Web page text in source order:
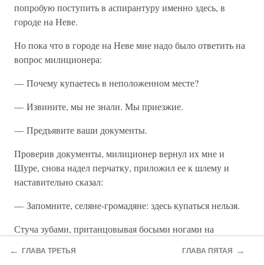
попробую поступить в аспирантуру именно здесь, в
городе на Неве.
Но пока что в городе на Неве мне надо было ответить на
вопрос милиционера:
— Почему купаетесь в неположенном месте?
— Извините, мы не знали. Мы приезжие.
— Предъявите ваши документы.
Проверив документы, милиционер вернул их мне и
Шуре, снова надел перчатку, приложил ее к шлему и
наставительно сказал:
— Запомните, селяне-громадяне: здесь купаться нельзя.
Стуча зубами, пританцовывая босыми ногами на
стебельки тины, я уверенно ответил:
← ГЛАВА ТРЕТЬЯ ГЛАВА ПЯТАЯ →